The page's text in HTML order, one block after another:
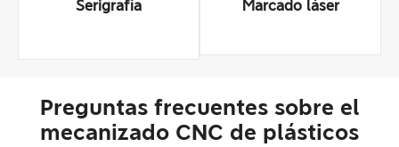
Serigrafía Marcado láser
Preguntas frecuentes sobre el
mecanizado CNC de plásticos